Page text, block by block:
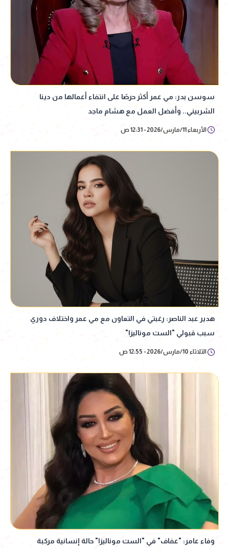
سوسن بدر: مي عمر أكثر حرصًا على انتفاء أعمالها من دينا
الشربيني.. وأفضل العمل مع هشام ماجد
الأربعاء 11/مارس/2026 - 12:31 ص
هدير عبد الناصر: رغبتي في التعاون مع مي عمر واختلاف دوري
سبب قبولي "الست موناليزا"
الثلاثاء 10/مارس/2026 - 12:55 ص
وفاء عامر: "عفاف" في "الست موناليزا" حالة إنسانية مركبة